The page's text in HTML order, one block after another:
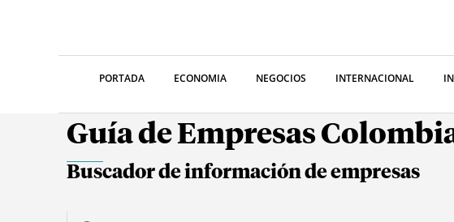
PORTADA ECONOMIA NEGOCIOS INTERNACIONAL
Guía de Empresas
Buscador de información de empresas